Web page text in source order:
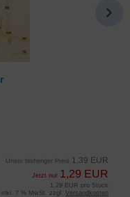
Unser bisheriger Preis 1,39 EUR
Jetzt nur 1,29 EUR
1,29 EUR pro Stück
inkl. 7 % MwSt. zzgl. Versandkosten